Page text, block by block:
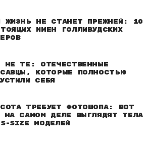
жизнь не станет прежней: 10
имен голливудских
не те: Отечественные
которые полностью
себя
требует фотошопа: Вот
на самом деле выглядят тела
size моделей